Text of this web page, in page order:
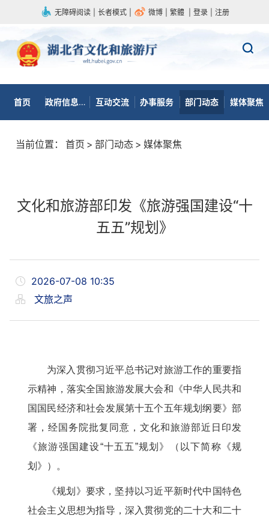
无障碍阅读 长者模式 微博 繁體 登录 注册
首页 政府信息公开 互动交流 办事服务 部门动态 媒体聚焦
当前位置： 首页 > 部门动态 > 媒体聚焦
文化和旅游部印发《旅游强国建设“十
五五”规划》
2026-07-08 10:35
文旅之声
为深入贯彻习近平总书记对旅游工作的重要指
示精神，落实全国旅游发展大会和《中华人民共和
国国民经济和社会发展第十五个五年规划纲要》部
署，经国务院批复同意，文化和旅游部近日印发
《旅游强国建设“十五五”规划》（以下简称《规
划》）。
《规划》要求，坚持以习近平新时代中国特色
社会主义思想为指导，深入贯彻党的二十大和二十